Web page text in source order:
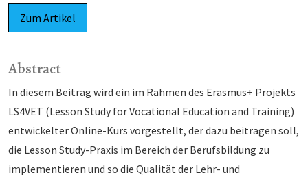
Zum Artikel
Abstract
In diesem Beitrag wird ein im Rahmen des Erasmus+ Projekts
LS4VET (Lesson Study for Vocational Education and Training)
entwickelter Online-Kurs vorgestellt, der dazu beitragen soll,
die Lesson Study-Praxis im Bereich der Berufsbildung zu
implementieren und so die Qualität der Lehr- und